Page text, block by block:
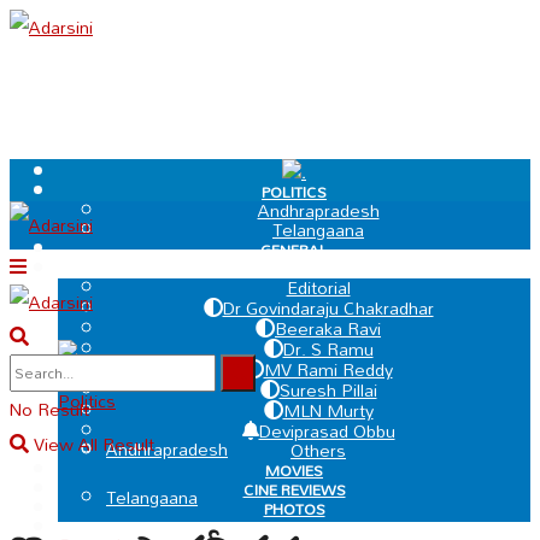
.
POLITICS
Andhrapradesh
Telangaana
GENERAL
Editorial
Dr Govindaraju Chakradhar
Beeraka Ravi
Dr. S Ramu
MV Rami Reddy
Suresh Pillai
MLN Murty
Deviprasad Obbu
Others
MOVIES
CINE REVIEWS
PHOTOS
VIDEOS
.
Politics
Andhrapradesh
Telangaana
No Result
View All Result